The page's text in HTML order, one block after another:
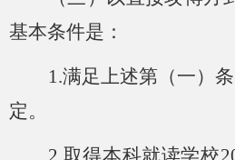
基本条件是：
1.满足上述第（一）
定。